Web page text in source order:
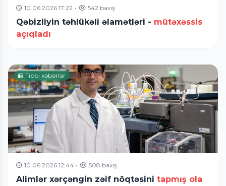
10.06.2026 17:22 • 542 baxış
Qəbizliyin təhlükəli əlamətləri - mütəxəssis
açıqladı
Tibbi xəbərlər
10.06.2026 12:44 • 508 baxış
Alimlər xərçəngin zəif nöqtəsini tapmış ola